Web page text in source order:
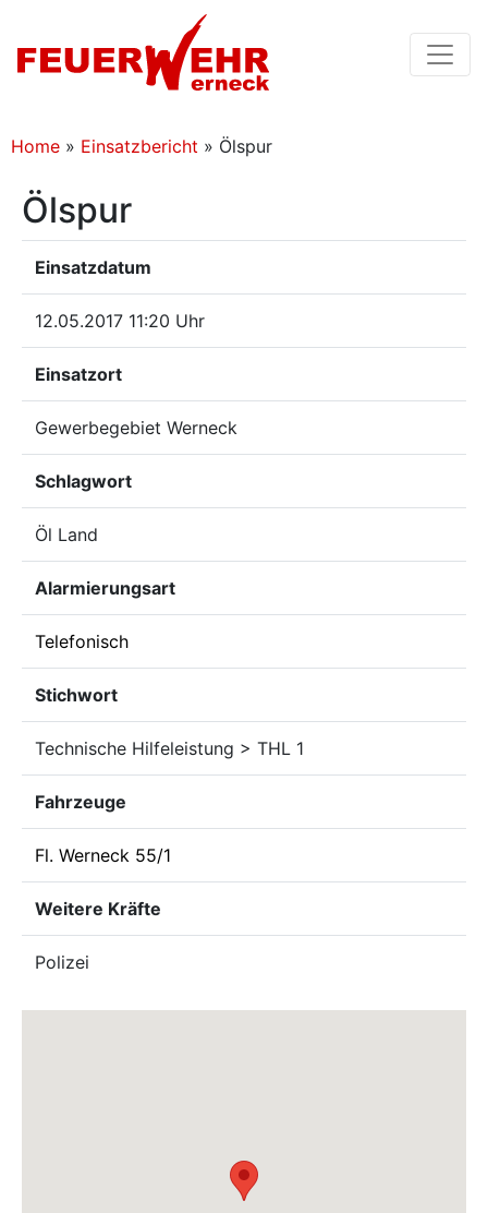
Home » Einsatzbericht » Ölspur
Ölspur
Einsatzdatum
12.05.2017 11:20 Uhr
Einsatzort
Gewerbegebiet Werneck
Schlagwort
Öl Land
Alarmierungsart
Telefonisch
Stichwort
Technische Hilfeleistung > THL 1
Fahrzeuge
Fl. Werneck 55/1
Weitere Kräfte
Polizei